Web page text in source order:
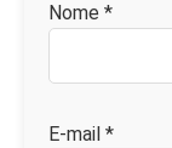
Nome *
E-mail *